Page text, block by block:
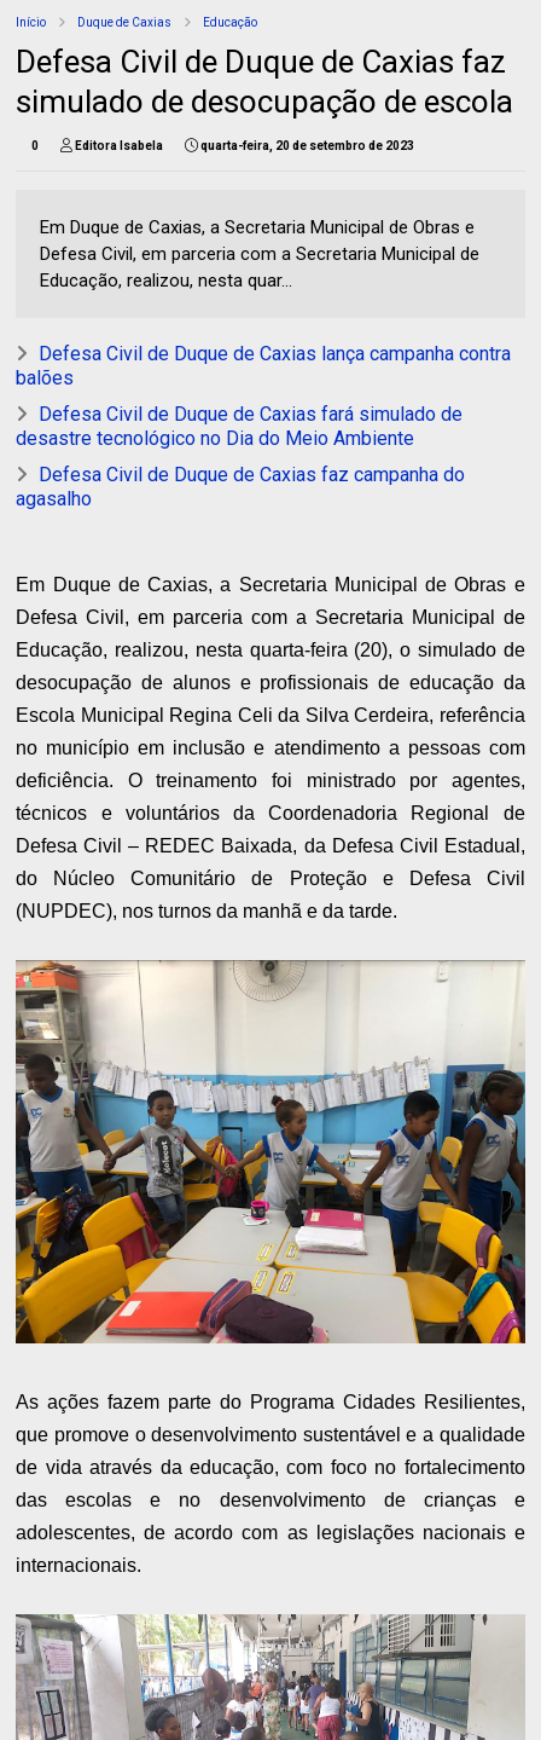
Início Duque de Caxias Educação
Defesa Civil de Duque de Caxias faz
simulado de desocupação de escola
0 Editora Isabela quarta-feira, 20 de setembro de 2023
Em Duque de Caxias, a Secretaria Municipal de Obras e
Defesa Civil, em parceria com a Secretaria Municipal de
Educação, realizou, nesta quar...
Defesa Civil de Duque de Caxias lança campanha contra
balões
Defesa Civil de Duque de Caxias fará simulado de
desastre tecnológico no Dia do Meio Ambiente
Defesa Civil de Duque de Caxias faz campanha do
agasalho
Em Duque de Caxias, a Secretaria Municipal de Obras e
Defesa Civil, em parceria com a Secretaria Municipal de
Educação, realizou, nesta quarta-feira (20), o simulado de
desocupação de alunos e profissionais de educação da
Escola Municipal Regina Celi da Silva Cerdeira, referência
no município em inclusão e atendimento a pessoas com
deficiência. O treinamento foi ministrado por agentes,
técnicos e voluntários da Coordenadoria Regional de
Defesa Civil – REDEC Baixada, da Defesa Civil Estadual,
do Núcleo Comunitário de Proteção e Defesa Civil
(NUPDEC), nos turnos da manhã e da tarde.
As ações fazem parte do Programa Cidades Resilientes,
que promove o desenvolvimento sustentável e a qualidade
de vida através da educação, com foco no fortalecimento
das escolas e no desenvolvimento de crianças e
adolescentes, de acordo com as legislações nacionais e
internacionais.